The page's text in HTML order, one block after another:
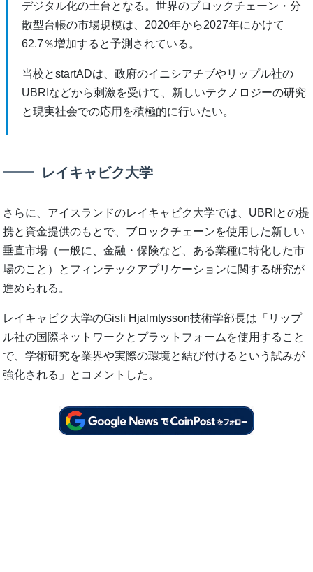
デジタル化の土台となる。世界のブロックチェーン・分
散型台帳の市場規模は、2020年から2027年にかけて
62.7％増加すると予測されている。
当校とstartADは、政府のイニシアチブやリップル社の
UBRIなどから刺激を受けて、新しいテクノロジーの研究
と現実社会での応用を積極的に行いたい。
レイキャビク大学
さらに、アイスランドのレイキャビク大学では、UBRIとの提
携と資金提供のもとで、ブロックチェーンを使用した新しい
垂直市場（一般に、金融・保険など、ある業種に特化した市
場のこと）とフィンテックアプリケーションに関する研究が
進められる。
レイキャビク大学のGisli Hjalmtysson技術学部長は「リップ
ル社の国際ネットワークとプラットフォームを使用すること
で、学術研究を業界や実際の環境と結び付けるという試みが
強化される」とコメントした。